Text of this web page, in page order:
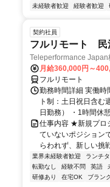
未経験者歓迎
経験者歓迎
契約社員
フルリモート 民
Teleperformance Japan
月給360,000円～
フルリモート
勤務時間詳細 実働
ト制：土日祝日含
日勤務） ・1時間休
仕事内容 ★新規プロ
ていないポジション
らわれず、新しい挑
業界未経験者歓迎 ランチ
転勤なし
経験不問 英語
研修あり
在宅OK ブラン